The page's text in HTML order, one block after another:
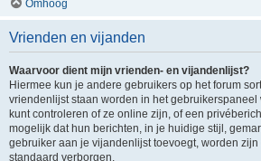
Omhoog
Vrienden en vijanden
Waarvoor dient mijn vrienden- en vijandenlijst?
Hiermee kun je andere gebruikers op het forum
vriendenlijst staan worden in het
kunt controleren of ze online zijn, of een
mogelijk dat hun berichten, in je huidige stijl,
gebruiker aan je vijandenlijst toevoegt, worden zijn
standaard verborgen.